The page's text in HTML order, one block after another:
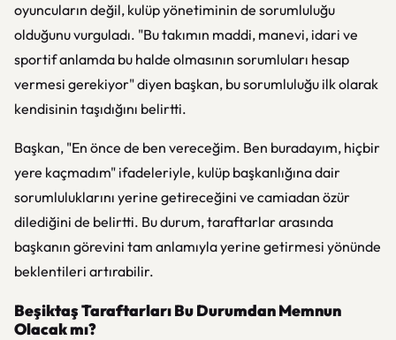
oyuncuların değil, kulüp yönetiminin de sorumluluğu
olduğunu vurguladı. "Bu takımın maddi, manevi, idari ve
sportif anlamda bu halde olmasının sorumluları hesap
vermesi gerekiyor" diyen başkan, bu sorumluluğu ilk olarak
kendisinin taşıdığını belirtti.
Başkan, "En önce de ben vereceğim. Ben buradayım, hiçbir
yere kaçmadım" ifadeleriyle, kulüp başkanlığına dair
sorumluluklarını yerine getireceğini ve camiadan özür
dilediğini de belirtti. Bu durum, taraftarlar arasında
başkanın görevini tam anlamıyla yerine getirmesi yönünde
beklentileri artırabilir.
Beşiktaş Taraftarları Bu Durumdan Memnun
Olacak mı?